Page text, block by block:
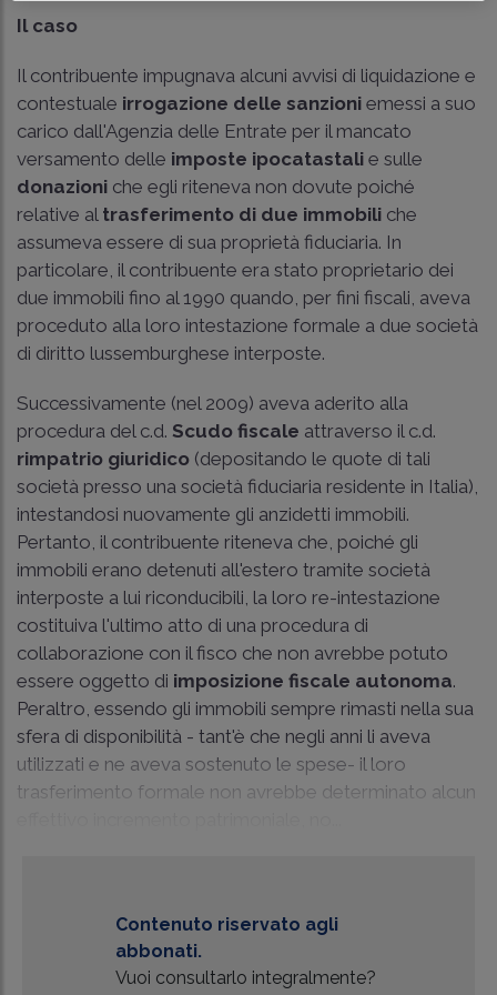
Il caso
Il contribuente impugnava alcuni avvisi di liquidazione e
contestuale irrogazione delle sanzioni emessi a suo
carico dall'Agenzia delle Entrate per il mancato
versamento delle imposte ipocatastali e sulle
donazioni che egli riteneva non dovute poiché
relative al trasferimento di due immobili che
assumeva essere di sua proprietà fiduciaria. In
particolare, il contribuente era stato proprietario dei
due immobili fino al 1990 quando, per fini fiscali, aveva
proceduto alla loro intestazione formale a due società
di diritto lussemburghese interposte.
Successivamente (nel 2009) aveva aderito alla
procedura del c.d. Scudo fiscale attraverso il c.d.
rimpatrio giuridico (depositando le quote di tali
società presso una società fiduciaria residente in Italia),
intestandosi nuovamente gli anzidetti immobili.
Pertanto, il contribuente riteneva che, poiché gli
immobili erano detenuti all'estero tramite società
interposte a lui riconducibili, la loro re-intestazione
costituiva l'ultimo atto di una procedura di
collaborazione con il fisco che non avrebbe potuto
essere oggetto di imposizione fiscale autonoma.
Peraltro, essendo gli immobili sempre rimasti nella sua
sfera di disponibilità - tant'è che negli anni li aveva
utilizzati e ne aveva sostenuto le spese- il loro
trasferimento formale non avrebbe determinato alcun
Contenuto riservato agli
abbonati.
Vuoi consultarlo integralmente?